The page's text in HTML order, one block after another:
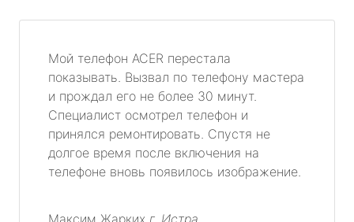
Мой телефон ACER перестала
показывать. Вызвал по телефону мастера
и прождал его не более 30 минут.
Специалист осмотрел телефон и
принялся ремонтировать. Спустя не
долгое время после включения на
телефоне вновь появилось изображение.